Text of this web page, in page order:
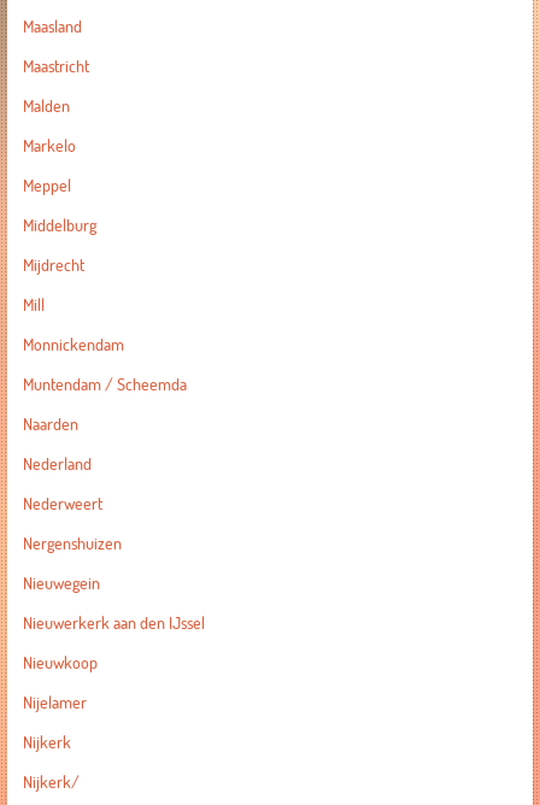
Maasland
Maastricht
Malden
Markelo
Meppel
Middelburg
Mijdrecht
Mill
Monnickendam
Muntendam / Scheemda
Naarden
Nederland
Nederweert
Nergenshuizen
Nieuwegein
Nieuwerkerk aan den IJssel
Nieuwkoop
Nijelamer
Nijkerk
Nijkerk/